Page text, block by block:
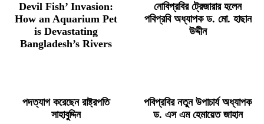
Devil Fish’ Invasion:
How an Aquarium Pet
is Devastating
Bangladesh’s Rivers
নোবিপ্রবির ট্রেজারার হলেন
পবিপ্রবি অধ্যাপক ড. মো. হাছান
উদ্দীন
পদত্যাগ করেছেন রাষ্ট্রপতি
সাহাবুদ্দিন
পবিপ্রবির নতুন উপাচার্য অধ্যাপক
ড. এস এম হেমায়েত জাহান